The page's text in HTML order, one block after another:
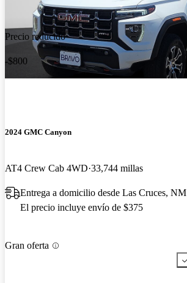
Precio reducido
-$800
2024 GMC Canyon
AT4 Crew Cab 4WD 33,744 millas
Entrega a domicilio desde Las Cruces, NM
El precio incluye envío de $375
Gran oferta